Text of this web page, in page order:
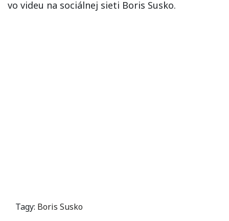
vo videu na sociálnej sieti Boris Susko.
Tagy: Boris Susko